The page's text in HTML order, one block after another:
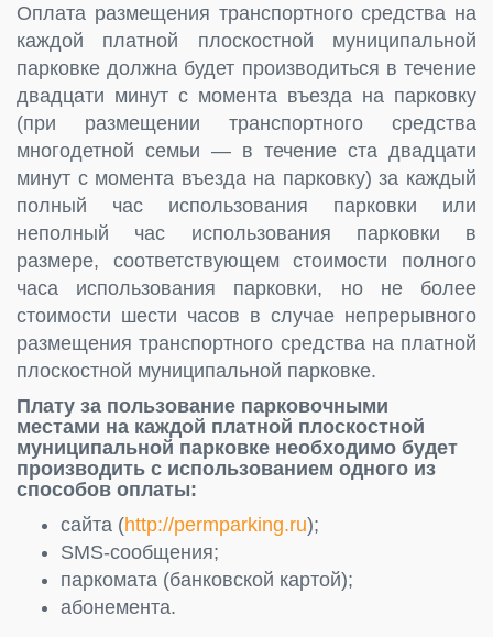
Оплата размещения транспортного средства на
каждой платной плоскостной муниципальной
парковке должна будет производиться в течение
двадцати минут с момента въезда на парковку
(при размещении транспортного средства
многодетной семьи — в течение ста двадцати
минут с момента въезда на парковку) за каждый
полный час использования парковки или
неполный час использования парковки в
размере, соответствующем стоимости полного
часа использования парковки, но не более
стоимости шести часов в случае непрерывного
размещения транспортного средства на платной
плоскостной муниципальной парковке.
Плату за пользование парковочными
местами на каждой платной плоскостной
муниципальной парковке необходимо будет
производить с использованием одного из
способов оплаты:
сайта (http://permparking.ru);
SMS-сообщения;
паркомата (банковской картой);
абонемента.